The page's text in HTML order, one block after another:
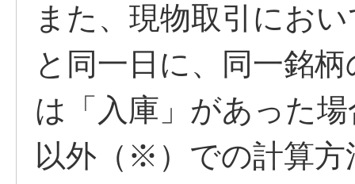
また、現物取引にお
と同一日に、同一銘
は「入庫」があった
以外（※）での計算方